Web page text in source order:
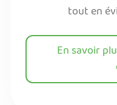
tout en
En savoir